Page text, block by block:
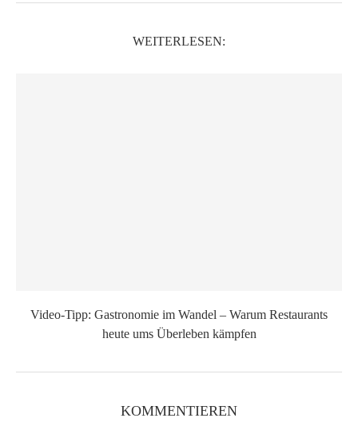
WEITERLESEN:
Video-Tipp: Gastronomie im Wandel – Warum Restaurants
heute ums Überleben kämpfen
KOMMENTIEREN